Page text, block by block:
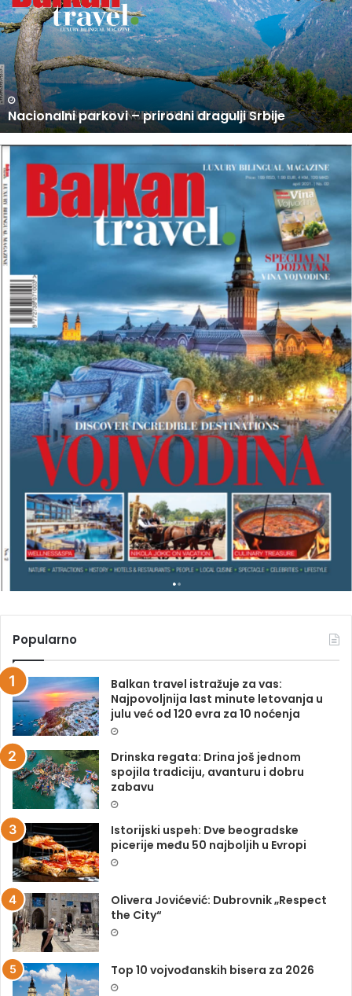
O
D
A
J
I
N
O
V
I
B
R
O
J
B
A
L
A
U PRODAJI NOVI BROJ BALKAN TRAVEL MAGAZINA
Popularno
Balkan travel istražuje za vas:
Najpovoljnija last minute letovanja u
julu već od 120 evra za 10 noćenja
Drinska regata: Drina još jednom
spojila tradiciju, avanturu i dobru
zabavu
Istorijski uspeh: Dve beogradske
picerije među 50 najboljih u Evropi
Olivera Jovićević: Dubrovnik „Respect
the City“
Top 10 vojvođanskih bisera za 2026